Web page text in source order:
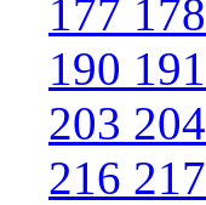
177 178
190 191
203 204
216 217